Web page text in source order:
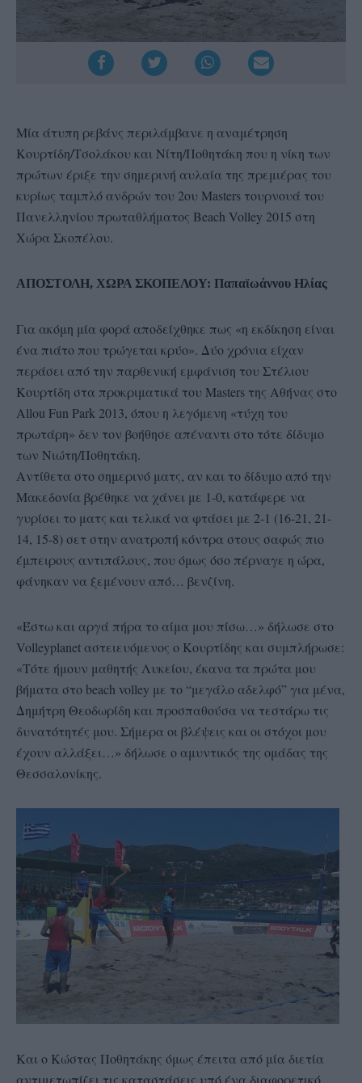
Μία άτυπη ρεβάνς περιλάμβανε η αναμέτρηση
Κουρτίδη/Τσολάκου και Νίτη/Ποθητάκη που η νίκη των
πρώτων έριξε την σημερινή αυλαία της πρεμιέρας του
κυρίως ταμπλό ανδρών του 2ου Masters τουρνουά του
Πανελληνίου πρωταθλήματος Beach Volley 2015 στη
Χώρα Σκοπέλου.
ΑΠΟΣΤΟΛΗ, ΧΩΡΑ ΣΚΟΠΕΛΟΥ: Παπαϊωάννου Ηλίας
Για ακόμη μία φορά αποδείχθηκε πως «η εκδίκηση είναι
ένα πιάτο που τρώγεται κρύο». Δύο χρόνια είχαν
περάσει από την παρθενική εμφάνιση του Στέλιου
Κουρτίδη στα προκριματικά του Masters της Αθήνας στο
Allou Fun Park 2013, όπου η λεγόμενη «τύχη του
πρωτάρη» δεν τον βοήθησε απέναντι στο τότε δίδυμο
των Νιώτη/Ποθητάκη.
Αντίθετα στο σημερινό ματς, αν και το δίδυμο από την
Μακεδονία βρέθηκε να χάνει με 1-0, κατάφερε να
γυρίσει το ματς και τελικά να φτάσει με 2-1 (16-21, 21-
14, 15-8) σετ στην ανατροπή κόντρα στους σαφώς πιο
έμπειρους αντιπάλους, που όμως όσο πέρναγε η ώρα,
φάνηκαν να ξεμένουν από… βενζίνη.
«Έστω και αργά πήρα το αίμα μου πίσω…» δήλωσε στο
Volleyplanet αστειευόμενος ο Κουρτίδης και συμπλήρωσε:
«Τότε ήμουν μαθητής Λυκείου, έκανα τα πρώτα μου
βήματα στο beach volley με το “μεγάλο αδελφό” για μένα,
Δημήτρη Θεοδωρίδη και προσπαθούσα να τεστάρω τις
δυνατότητές μου. Σήμερα οι βλέψεις και οι στόχοι μου
έχουν αλλάξει…» δήλωσε ο αμυντικός της ομάδας της
Θεσσαλονίκης.
Και ο Κώστας Ποθητάκης όμως έπειτα από μία διετία
αντιμετωπίζει τις καταστάσεις υπό ένα διαφορετικό